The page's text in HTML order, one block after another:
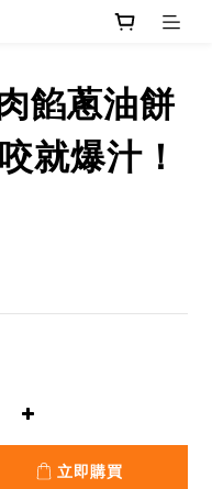
餡蔥油餅
就爆汁！
立即購買